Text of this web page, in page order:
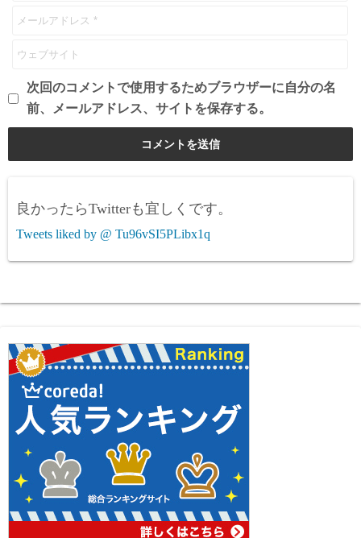
次回のコメントで使用するためブラウザーに自分の名
前、メールアドレス、サイトを保存する。
良かったらTwitterも宜しくです。
Tweets liked by @ Tu96vSI5PLibx1q